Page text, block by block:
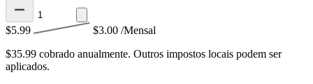
$5.99 $3.00 /Mensal
$35.99 cobrado anualmente. Outros impostos locais podem ser
aplicados.